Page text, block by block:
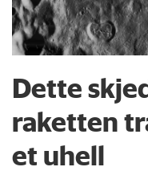
Dette
raketten
et uhell